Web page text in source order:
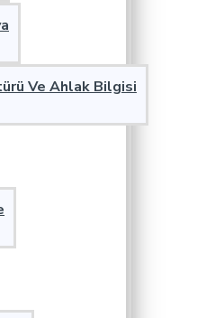
Ve Ahlak Bilgisi